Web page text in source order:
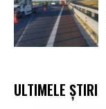
ULTIMELE ȘTIRI